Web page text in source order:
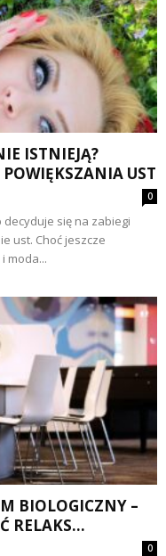
ISTNIEJĄ?
UST
0
się na zabiegi
ust. Choć jeszcze
moda...
BIOLOGICZNY –
RELAKS...
0